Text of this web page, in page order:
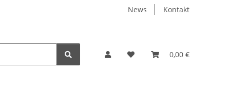
News Kontakt
0,00 €